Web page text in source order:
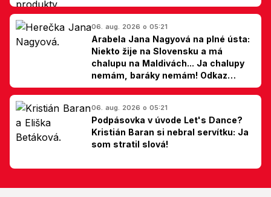
06. aug. 2026 o 05:21
Arabela Jana Nagyová na plné ústa:
Niekto žije na Slovensku a má
chalupu na Maldivách... Ja chalupy
nemám, baráky nemám! Odkaz
Slovákom
06. aug. 2026 o 05:21
Podpásovka v úvode Let's Dance?
Kristián Baran si nebral servítku: Ja
som stratil slová!